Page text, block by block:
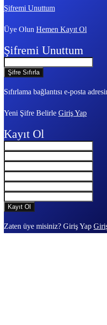
Şifremi Unuttum
Üye Olun Hemen Kayıt Ol
Şifremi Unuttum
Sıfırlama bağlantısı e-posta
Yeni Şifre Belirle Giriş Yap
Kayıt Ol
Zaten üye misiniz? Giriş Yap